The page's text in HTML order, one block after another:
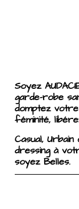
Soyez
garde-robe
domptez
féminité,
Casual,
dressing à
soyez Belles.